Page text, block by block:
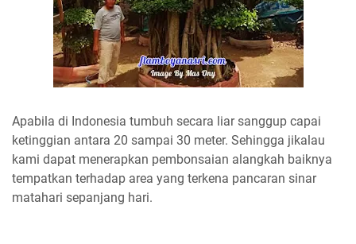
Apabila di Indonesia tumbuh secara liar sanggup capai
ketinggian antara 20 sampai 30 meter. Sehingga jikalau
kami dapat menerapkan pembonsaian alangkah baiknya
tempatkan terhadap area yang terkena pancaran sinar
matahari sepanjang hari.